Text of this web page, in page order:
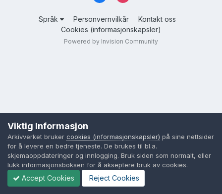
Språk Personvernvilkår
Kontakt oss
Cookies (informasjonskapsler)
Powered by Invision Community
Viktig Informasjon
Arkivverket bruker cookies (informasjonskapsler) på sine nettsider
for å levere en bedre tjeneste. De brukes til bl.a.
skjemaoppdateringer og innlogging. Bruk siden som normalt, eller
lukk informasjonsboksen for å akseptere bruk av cookies.
Accept Cookies Reject Cookies